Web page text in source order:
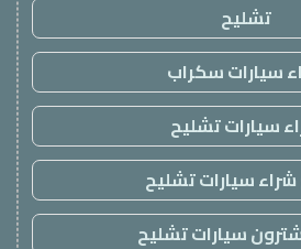
تشليح
سيارات سكراب
سيارات تشليح
سيارات تشليح
سيارات تشليح